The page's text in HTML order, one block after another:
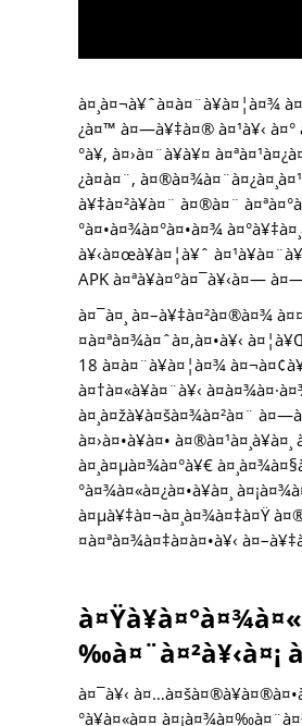
à¤¸à¤¬à¥ˆà¤­à¤¨à¥à¤¦à¤¾
¿à¤™ à¤—à¥‡à¤® à¤¹à¥‹ à¤°
°à¥‚ à¤›à¤¨à¥à¥¤
¿à¤à¤¨,
à¥‡à¤²à¥à¤¨ à¤®à¤¨
°à¤•à¤¾à¤°à¤•à¤¾
à¥‹à¤œà¥à¤¦à¥ˆ
APK à¤ªà¥à¤°à¤¯à¥‹à¤—
à¤¯à¤¸ à¤–à¥‡à¤²à¤®à¤¾
¤à¤ªà¤¾à¤ˆà¤‚à¤•à¥‹
18 à¤­à¤¨à¥à¤¦à¤¾
à¤†à¤«à¥à¤¨à¥‹
à¤¸à¤žà¥à¤šà¤¾à¤²à¤¨
à¤›à¤•à¥à¤•
à¤¸à¤µà¤¾à¤°à¥€
°à¤¾à¤«à¤¿à¤•à¥à¤¸
à¤µà¥‡à¤¬à¤¸à¤¾à¤‡à¤Ÿ
¤à¤ªà¤¾à¤‡à¤à¤•à¥‹
‰à¤¨à¤²à¥‹à¤¡
à¤¯à¥‹
°à¥à¤«à¤¤